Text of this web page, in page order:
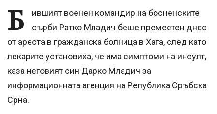
Б
ившият военен командир на босненските
сърби Ратко Младич беше преместен днес
от ареста в гражданска болница в Хага, след като
лекарите установиха, че има симптоми на инсулт,
каза неговият син Дарко Младич за
информационната агенция на Република Сръбска
Срна.